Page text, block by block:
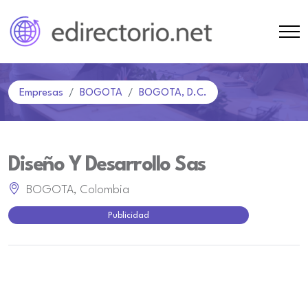
Empresas BOGOTA BOGOTA, D.C.
Diseño Y Desarrollo Sas
BOGOTA, Colombia
Publicidad